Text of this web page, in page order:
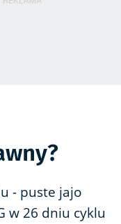
- puste jajo
w 26 dniu cyklu